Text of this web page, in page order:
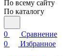
По всему сайту
По каталогу
0
Сравнение
0
Избранное